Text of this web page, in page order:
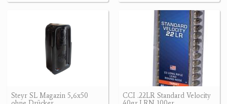
Steyr SL Magazin 5,6x50
CCI .22LR Standard Velocity